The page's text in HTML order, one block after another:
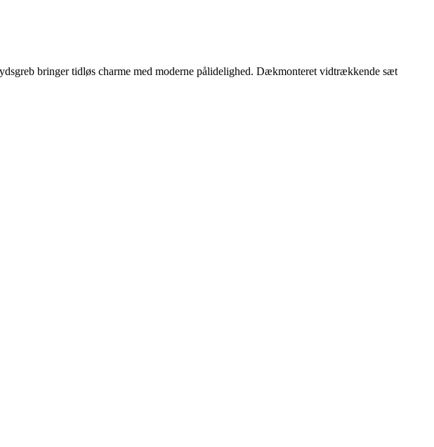
bringer tidløs charme med moderne pålidelighed. Dækmonteret vidtrækkende sæt